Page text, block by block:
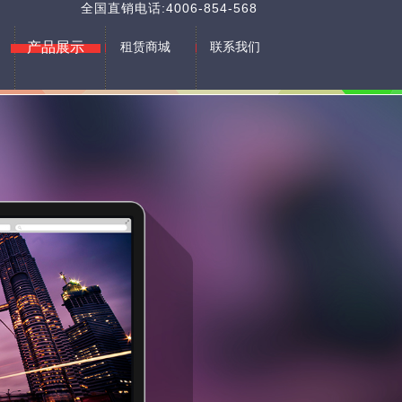
全国直销电话:4006-854-568
产品展示 租赁商城 联系我们